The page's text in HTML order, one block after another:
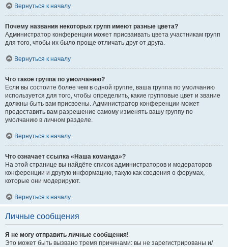
Вернуться к началу
Почему названия некоторых групп имеют разные цвета?
Администратор конференции может присваивать цвета участникам групп
для того, чтобы их было проще отличать друг от друга.
Вернуться к началу
Что такое группа по умолчанию?
Если вы состоите более чем в одной группе, ваша группа по умолчанию
используется для того, чтобы определить, какие групповые цвет и звание
должны быть вам присвоены. Администратор конференции может
предоставить вам разрешение самому изменять вашу группу по
умолчанию в личном разделе.
Вернуться к началу
Что означает ссылка «Наша команда»?
На этой странице вы найдёте список администраторов и модераторов
конференции и другую информацию, такую как сведения о форумах,
которые они модерируют.
Вернуться к началу
Личные сообщения
Я не могу отправить личные сообщения!
Это может быть вызвано тремя причинами: вы не зарегистрированы и/